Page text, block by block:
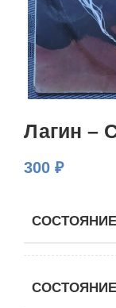
Лагин –
300 ₽